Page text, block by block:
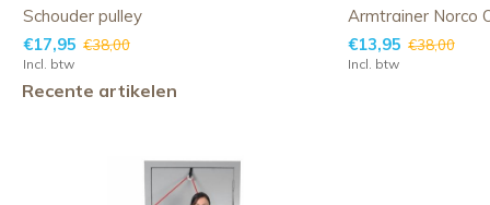
Schouder pulley
€17,95 €38,00
Incl. btw
Armtrainer Norco
€13,95 €38,00
Incl. btw
Recente artikelen